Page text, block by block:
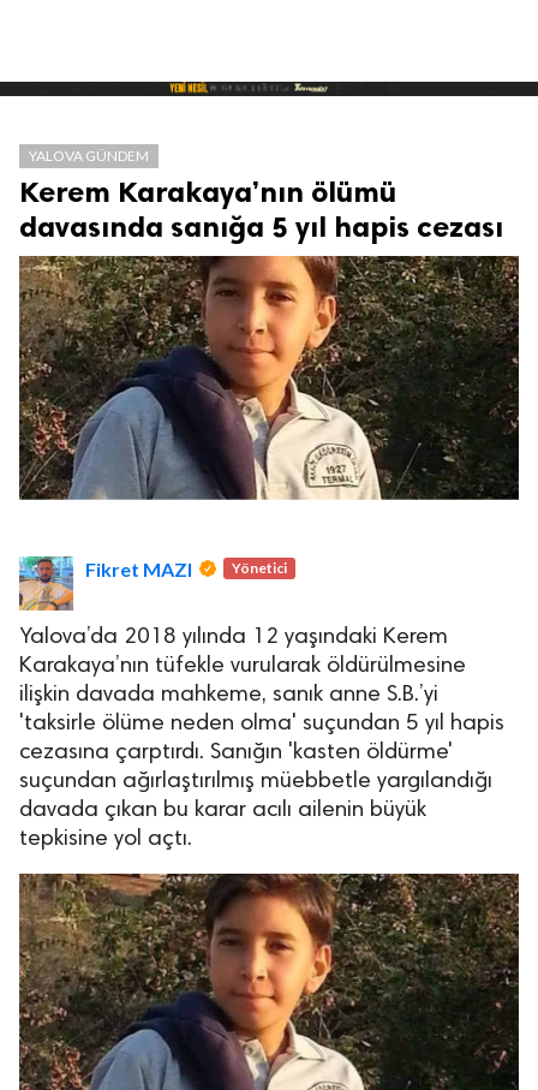
Asayiş
Saklıdır.
YALOVA GÜNDEM
Kerem Karakaya’nın ölümü
davasında sanığa 5 yıl hapis cezası
Fikret MAZI Yönetici
Yalova’da 2018 yılında 12 yaşındaki Kerem
Karakaya’nın tüfekle vurularak öldürülmesine
ilişkin davada mahkeme, sanık anne S.B.’yi
'taksirle ölüme neden olma' suçundan 5 yıl hapis
cezasına çarptırdı. Sanığın 'kasten öldürme'
suçundan ağırlaştırılmış müebbetle yargılandığı
davada çıkan bu karar acılı ailenin büyük
tepkisine yol açtı.